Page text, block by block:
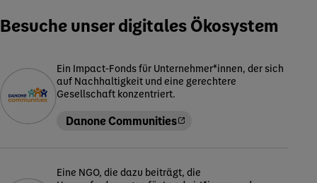
Besuche unser digitales Ökosystem
Ein Impact-Fonds für Unternehmer*innen, der sich
auf Nachhaltigkeit und eine gerechtere
Gesellschaft konzentriert.
Danone Communities
Eine NGO, die dazu beiträgt, die